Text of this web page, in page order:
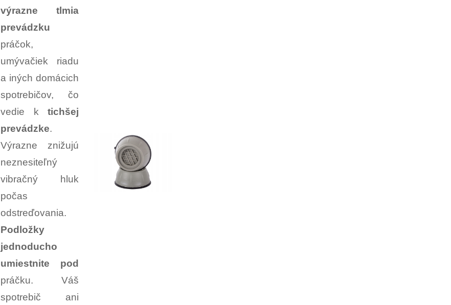
výrazne tlmia
prevádzku
práčok,
umývačiek riadu
a iných domácich
spotrebičov, čo
vedie k tichšej
prevádzke.
Výrazne znižujú
neznesiteľný
vibračný hluk
počas
odstreďovania.
Podložky
jednoducho
umiestnite pod
práčku. Váš
spotrebič ani